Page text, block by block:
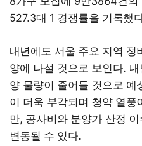
527.3대 1 경쟁률을 기록했
내년에도 서울 주요 지역 정
양에 나설 것으로 보인다.
양 물량이 줄어들 것으로 예
이 더욱 부각되며 청약 열풍
만, 공사비와 분양가 산정
변동될 수 있다.